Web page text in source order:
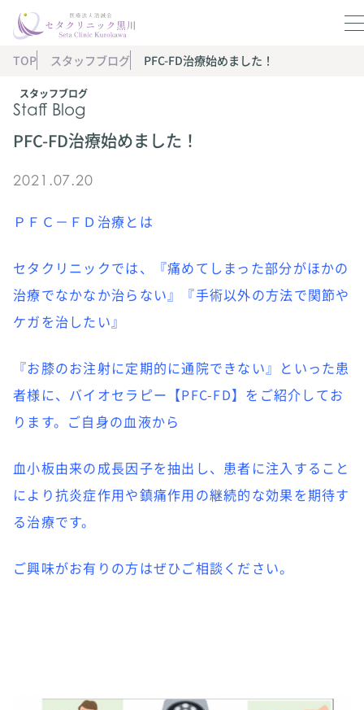
スタッフブログ
Staff Blog
TOP スタッフブログ PFC-FD治療始めました！
PFC-FD治療始めました！
2021.07.20
ＰＦＣ－ＦＤ治療とは
セタクリニックでは、『痛めてしまった部分がほかの
治療でなかなか治らない』『手術以外の方法で関節や
ケガを治したい』
『お膝のお注射に定期的に通院できない』といった患
者様に、バイオセラピー【PFC-FD】をご紹介してお
ります。ご自身の血液から
血小板由来の成長因子を抽出し、患者に注入すること
により抗炎症作用や鎮痛作用の継続的な効果を期待す
る治療です。
ご興味がお有りの方はぜひご相談ください。